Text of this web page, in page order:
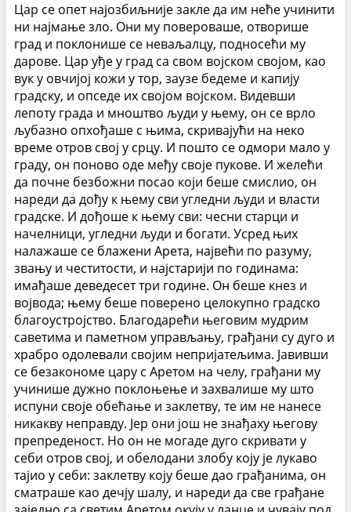
Цар се опет најозбиљније закле да им неће учинити
ни најмање зло. Они му повероваше, отворише
град и поклонише се неваљалцу, подносећи му
дарове. Цар уђе у град са свом војском својом, као
вук у овчијој кожи у тор, заузе бедеме и капију
градску, и опседе их својом војском. Видевши
лепоту града и мноштво људи у њему, он се врло
љубазно опхођаше с њима, скривајући на неко
време отров свој у срцу. И пошто се одмори мало у
граду, он поново оде међу своје пукове. И желећи
да почне безбожни посао који беше смислио, он
нареди да дођу к њему сви угледни људи и власти
градске. И дођоше к њему сви: чесни старци и
начелници, угледни људи и богати. Усред њих
налажаше се блажени Арета, највећи по разуму,
звању и честитости, и најстарији по годинама:
имађаше деведесет три године. Он беше кнез и
војвода; њему беше поверено целокупно градско
благоустројство. Благодарећи његовим мудрим
саветима и паметном управљању, грађани су дуго и
храбро одолевали својим непријатељима. Јавивши
се безакономе цару с Аретом на челу, грађани му
учинише дужно поклоњење и захвалише му што
испуни своје обећање и заклетву, те им не нанесе
никакву неправду. Јер они још не знађаху његову
препреденост. Но он не могаде дуго скривати у
себи отров свој, и обелодани злобу коју је лукаво
тајио у себи: заклетву коју беше дао грађанима, он
сматраше као дечју шалу, и нареди да све грађане